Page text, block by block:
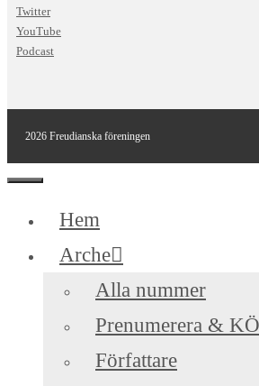
Twitter
YouTube
Podcast
2026 Freudianska föreningen
Stäng
Hem
Arche
Alla nummer
Prenumerera &
Författare